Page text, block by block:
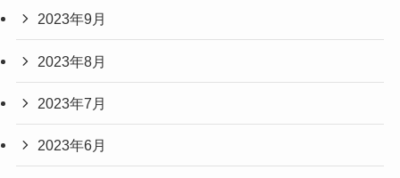
2023年9月
2023年8月
2023年7月
2023年6月